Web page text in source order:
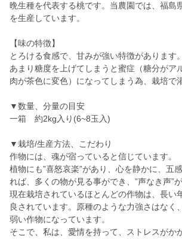
晩生種を代表する桃です。当農園では、福島
を生産しています。
【味の特徴】
とろける食感で、甘みが強い特徴があります。
あまり糖度を上げてしまうと蜜症（糖分がア
肉が茶色に変色）になってしまう為、栽培で
▼数量、分量の目安
一箱 約2kg入り(6~8玉入)
▼栽培/生産方法、こだわり
作物には、魂が宿っていると信じています。
植物にも”喜怒哀楽”があり、心を静かに、五
れば、多くの物が見る事ができ、”声なき声”
現在栽培されているほとんどの作物は、長い
良されています。原種のような力強さはなく
弱い作物になっています。
そこで、私は、愛情を持って、ストレスがか